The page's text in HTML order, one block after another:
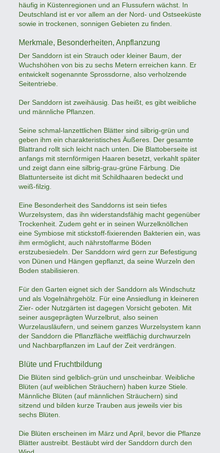
häufig in Küstenregionen und an Flussufern wächst. In
Deutschland ist er vor allem an der Nord- und Ostseeküste
sowie in trockenen, sonnigen Gebieten zu finden.
Merkmale, Besonderheiten, Anpflanzung
Der Sanddorn ist ein Strauch oder kleiner Baum, der
Wuchshöhen von bis zu sechs Metern erreichen kann. Er
entwickelt sogenannte Sprossdorne, also verholzende
Seitentriebe.
Der Sanddorn ist zweihäusig. Das heißt, es gibt weibliche
und männliche Pflanzen.
Seine schmal-lanzettlichen Blätter sind silbrig-grün und
geben ihm ein charakteristisches Äußeres. Der gesamte
Blattrand rollt sich leicht nach unten. Die Blattoberseite ist
anfangs mit sternförmigen Haaren besetzt, verkahlt später
und zeigt dann eine silbrig-grau-grüne Färbung. Die
Blattunterseite ist dicht mit Schildhaaren bedeckt und
weiß-filzig.
Eine Besonderheit des Sanddorns ist sein tiefes
Wurzelsystem, das ihn widerstandsfähig macht gegenüber
Trockenheit. Zudem geht er in seinen Wurzelknöllchen
eine Symbiose mit stickstoff-fixierenden Bakterien ein, was
ihm ermöglicht, auch nährstoffarme Böden
erstzubesiedeln. Der Sanddorn wird gern zur Befestigung
von Dünen und Hängen gepflanzt, da seine Wurzeln den
Boden stabilisieren.
Für den Garten eignet sich der Sanddorn als Windschutz
und als Vogelnährgehölz. Für eine Ansiedlung in kleineren
Zier- oder Nutzgärten ist dagegen Vorsicht geboten. Mit
seiner ausgeprägten Wurzelbrut, also seinen
Wurzelausläufern, und seinem ganzes Wurzelsystem kann
der Sanddorn die Pflanzfläche weitflächig durchwurzeln
und Nachbarpflanzen im Lauf der Zeit verdrängen.
Blüte und Fruchtbildung
Die Blüten sind gelblich-grün und unscheinbar. Weibliche
Blüten (auf weiblichen Sträuchern) haben kurze Stiele.
Männliche Blüten (auf männlichen Sträuchern) sind
sitzend und bilden kurze Trauben aus jeweils vier bis
sechs Blüten.
Die Blüten erscheinen im März und April, bevor die Pflanze
Blätter austreibt. Bestäubt wird der Sanddorn durch den